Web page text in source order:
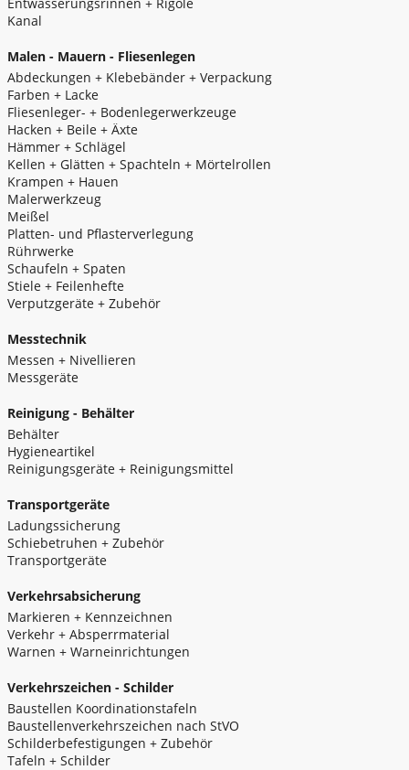
Kanal
Malen - Mauern - Fliesenlegen
Abdeckungen + Klebebänder + Verpackung
Farben + Lacke
Fliesenleger- + Bodenlegerwerkzeuge
Hacken + Beile + Äxte
Hämmer + Schlägel
Kellen + Glätten + Spachteln + Mörtelrollen
Krampen + Hauen
Malerwerkzeug
Meißel
Platten- und Pflasterverlegung
Rührwerke
Schaufeln + Spaten
Stiele + Feilenhefte
Verputzgeräte + Zubehör
Messtechnik
Messen + Nivellieren
Messgeräte
Reinigung - Behälter
Behälter
Hygieneartikel
Reinigungsgeräte + Reinigungsmittel
Transportgeräte
Ladungssicherung
Schiebetruhen + Zubehör
Transportgeräte
Verkehrsabsicherung
Markieren + Kennzeichnen
Verkehr + Absperrmaterial
Warnen + Warneinrichtungen
Verkehrszeichen - Schilder
Baustellen Koordinationstafeln
Baustellenverkehrszeichen nach StVO
Schilderbefestigungen + Zubehör
Tafeln + Schilder